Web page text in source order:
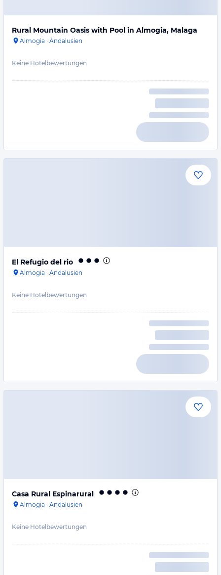
Rural Mountain Oasis with Pool in Almogia, Malaga
Almogia · Andalusien
Keine Hotelbewertungen
El Refugio del rio
Almogia · Andalusien
Keine Hotelbewertungen
Casa Rural Espinarural
Almogia · Andalusien
Keine Hotelbewertungen